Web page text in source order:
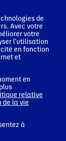
28 août sur
les affiches
de
Avec votre
votre
l'utilisation
en fonction
et
en
relative
de la vie
à